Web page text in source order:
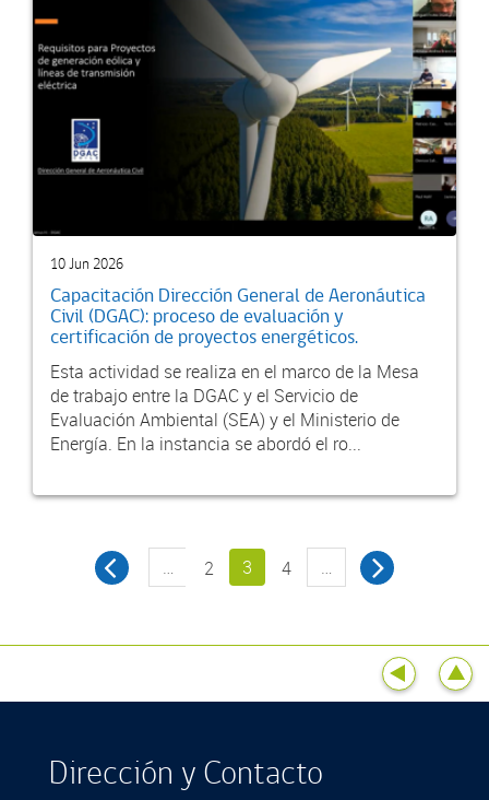
10 Jun 2026
Capacitación Dirección General de Aeronáutica
Civil (DGAC): proceso de evaluación y
certificación de proyectos energéticos.
Esta actividad se realiza en el marco de la Mesa
de trabajo entre la DGAC y el Servicio de
Evaluación Ambiental (SEA) y el Ministerio de
Energía. En la instancia se abordó el ro...
… 2 3 4 …
Dirección y Contacto